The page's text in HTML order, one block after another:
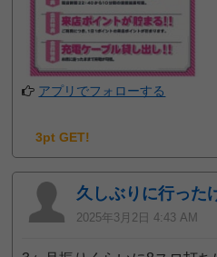
アプリでフォローする
3pt GET!
久しぶりに行った
2025年3月2日 4:43 AM